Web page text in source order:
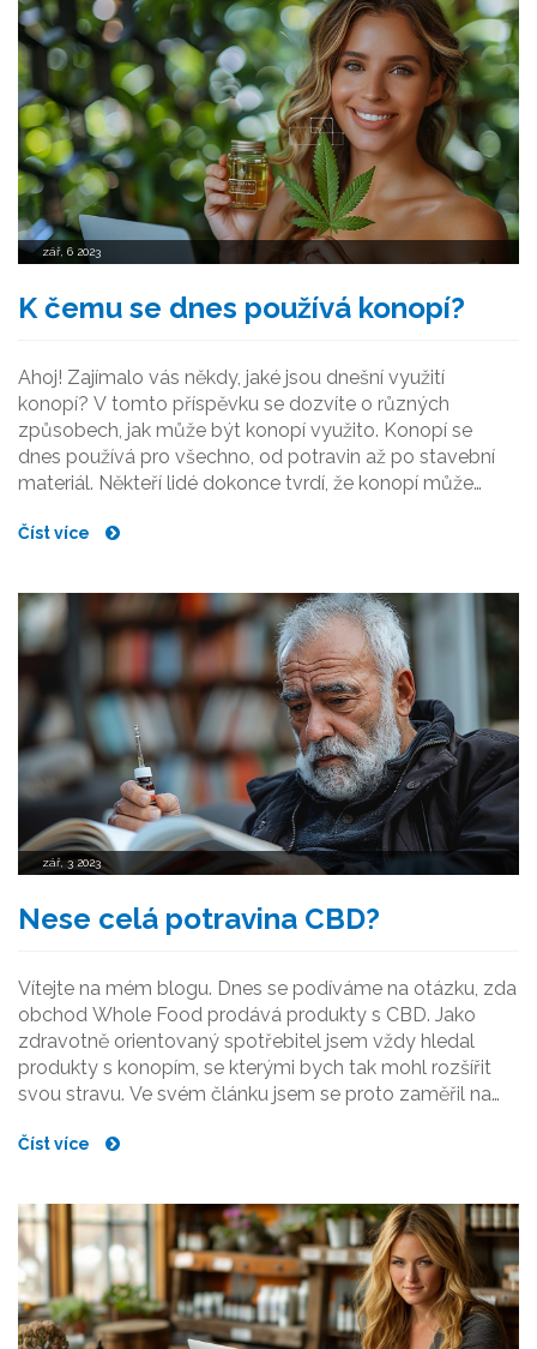
zář, 6 2023
K čemu se dnes používá konopí?
Ahoj! Zajímalo vás někdy, jaké jsou dnešní využití
konopí? V tomto příspěvku se dozvíte o různých
způsobech, jak může být konopí využito. Konopí se
dnes používá pro všechno, od potravin až po stavební
materiál. Někteří lidé dokonce tvrdí, že konopí může
Takže pojďme společně prozkoumat fascinující svět
Číst více
zář, 3 2023
Nese celá potravina CBD?
Vítejte na mém blogu. Dnes se podíváme na otázku, zda
obchod Whole Food prodává produkty s CBD. Jako
zdravotně orientovaný spotřebitel jsem vždy hledal
produkty s konopím, se kterými bych tak mohl rozšířit
svou stravu. Ve svém článku jsem se proto zaměřil na
článek a zjistěte více.
Číst více